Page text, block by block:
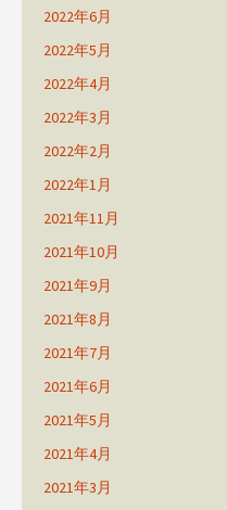
2022年6月
2022年5月
2022年4月
2022年3月
2022年2月
2022年1月
2021年11月
2021年10月
2021年9月
2021年8月
2021年7月
2021年6月
2021年5月
2021年4月
2021年3月